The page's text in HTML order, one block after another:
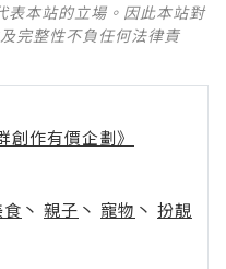
表本站的立場。因此本站對
完整性不負任何法律責
創作有價企劃》
丶 親子 丶 寵物 丶 扮靚